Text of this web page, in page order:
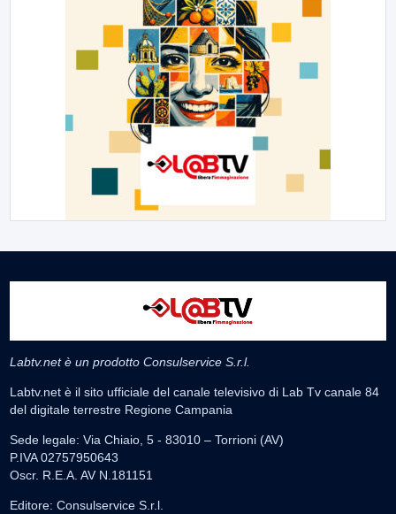
Labtv.net è un prodotto Consulservice S.r.l.
Labtv.net è il sito ufficiale del canale televisivo di Lab Tv canale 84
del digitale terrestre Regione Campania
Sede legale: Via Chiaio, 5 - 83010 – Torrioni (AV)
P.IVA 02757950643
Oscr. R.E.A. AV N.181151
Editore: Consulservice S.r.l.